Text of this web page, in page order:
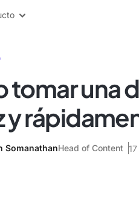
tomar una
y
SomanathanHead of Content